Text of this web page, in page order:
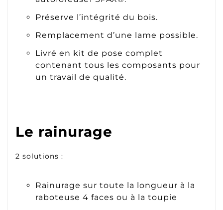
Préserve l’intégrité du bois.
Remplacement d’une lame possible.
Livré en kit de pose complet
contenant tous les composants pour
un travail de qualité.
Le rainurage
2 solutions :
Rainurage sur toute la longueur à la
raboteuse 4 faces ou à la toupie